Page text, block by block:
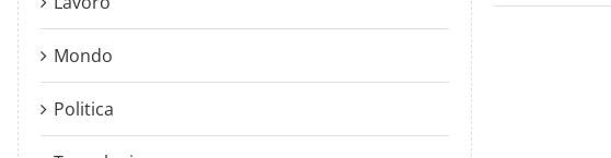
Mondo
Politica